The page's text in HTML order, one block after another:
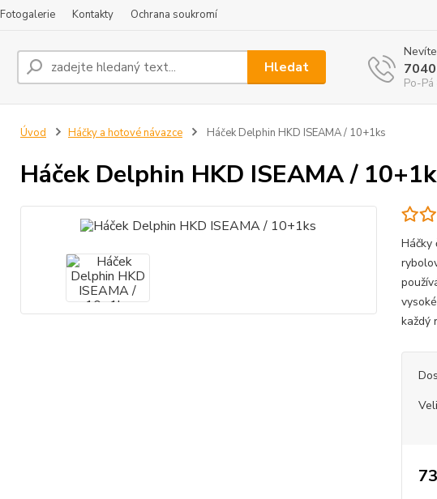
Fotogalerie Kontakty Ochrana soukromí
Hledat
Po-
Úvod Háčky a hotové návazce Háček Delphin HKD ISEAMA / 10+1ks
Háček Delphin HKD ISEAMA /
Háčky
každý